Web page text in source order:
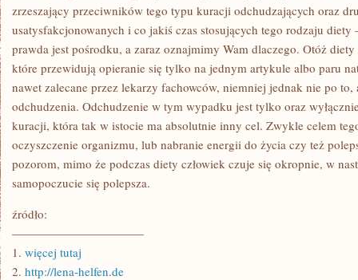
CUD?
NA
PYTANIE
ZADANE
W
INTERNECIE
zrzeszający przeciwników tego typu kuracji odchudzających oraz
usatysfakcjonowanych i co jakiś czas stosujących tego rodzaju
prawda jest pośrodku, a zaraz oznajmimy Wam dlaczego. Otóż
które przewidują opieranie się tylko na jednym artykule albo paru
nawet zalecane przez lekarzy fachowców, niemniej jednak nie po to,
odchudzenia. Odchudzenie w tym wypadku jest tylko oraz
kuracji, która tak w istocie ma absolutnie inny cel. Zwykle celem
oczyszczenie organizmu, lub nabranie energii do życia czy też
pozorom, mimo że podczas diety człowiek czuje się okropnie, w
samopoczucie się polepsza.
źródło:
———————————
1. więcej tutaj
2. http://lena-helfen.de